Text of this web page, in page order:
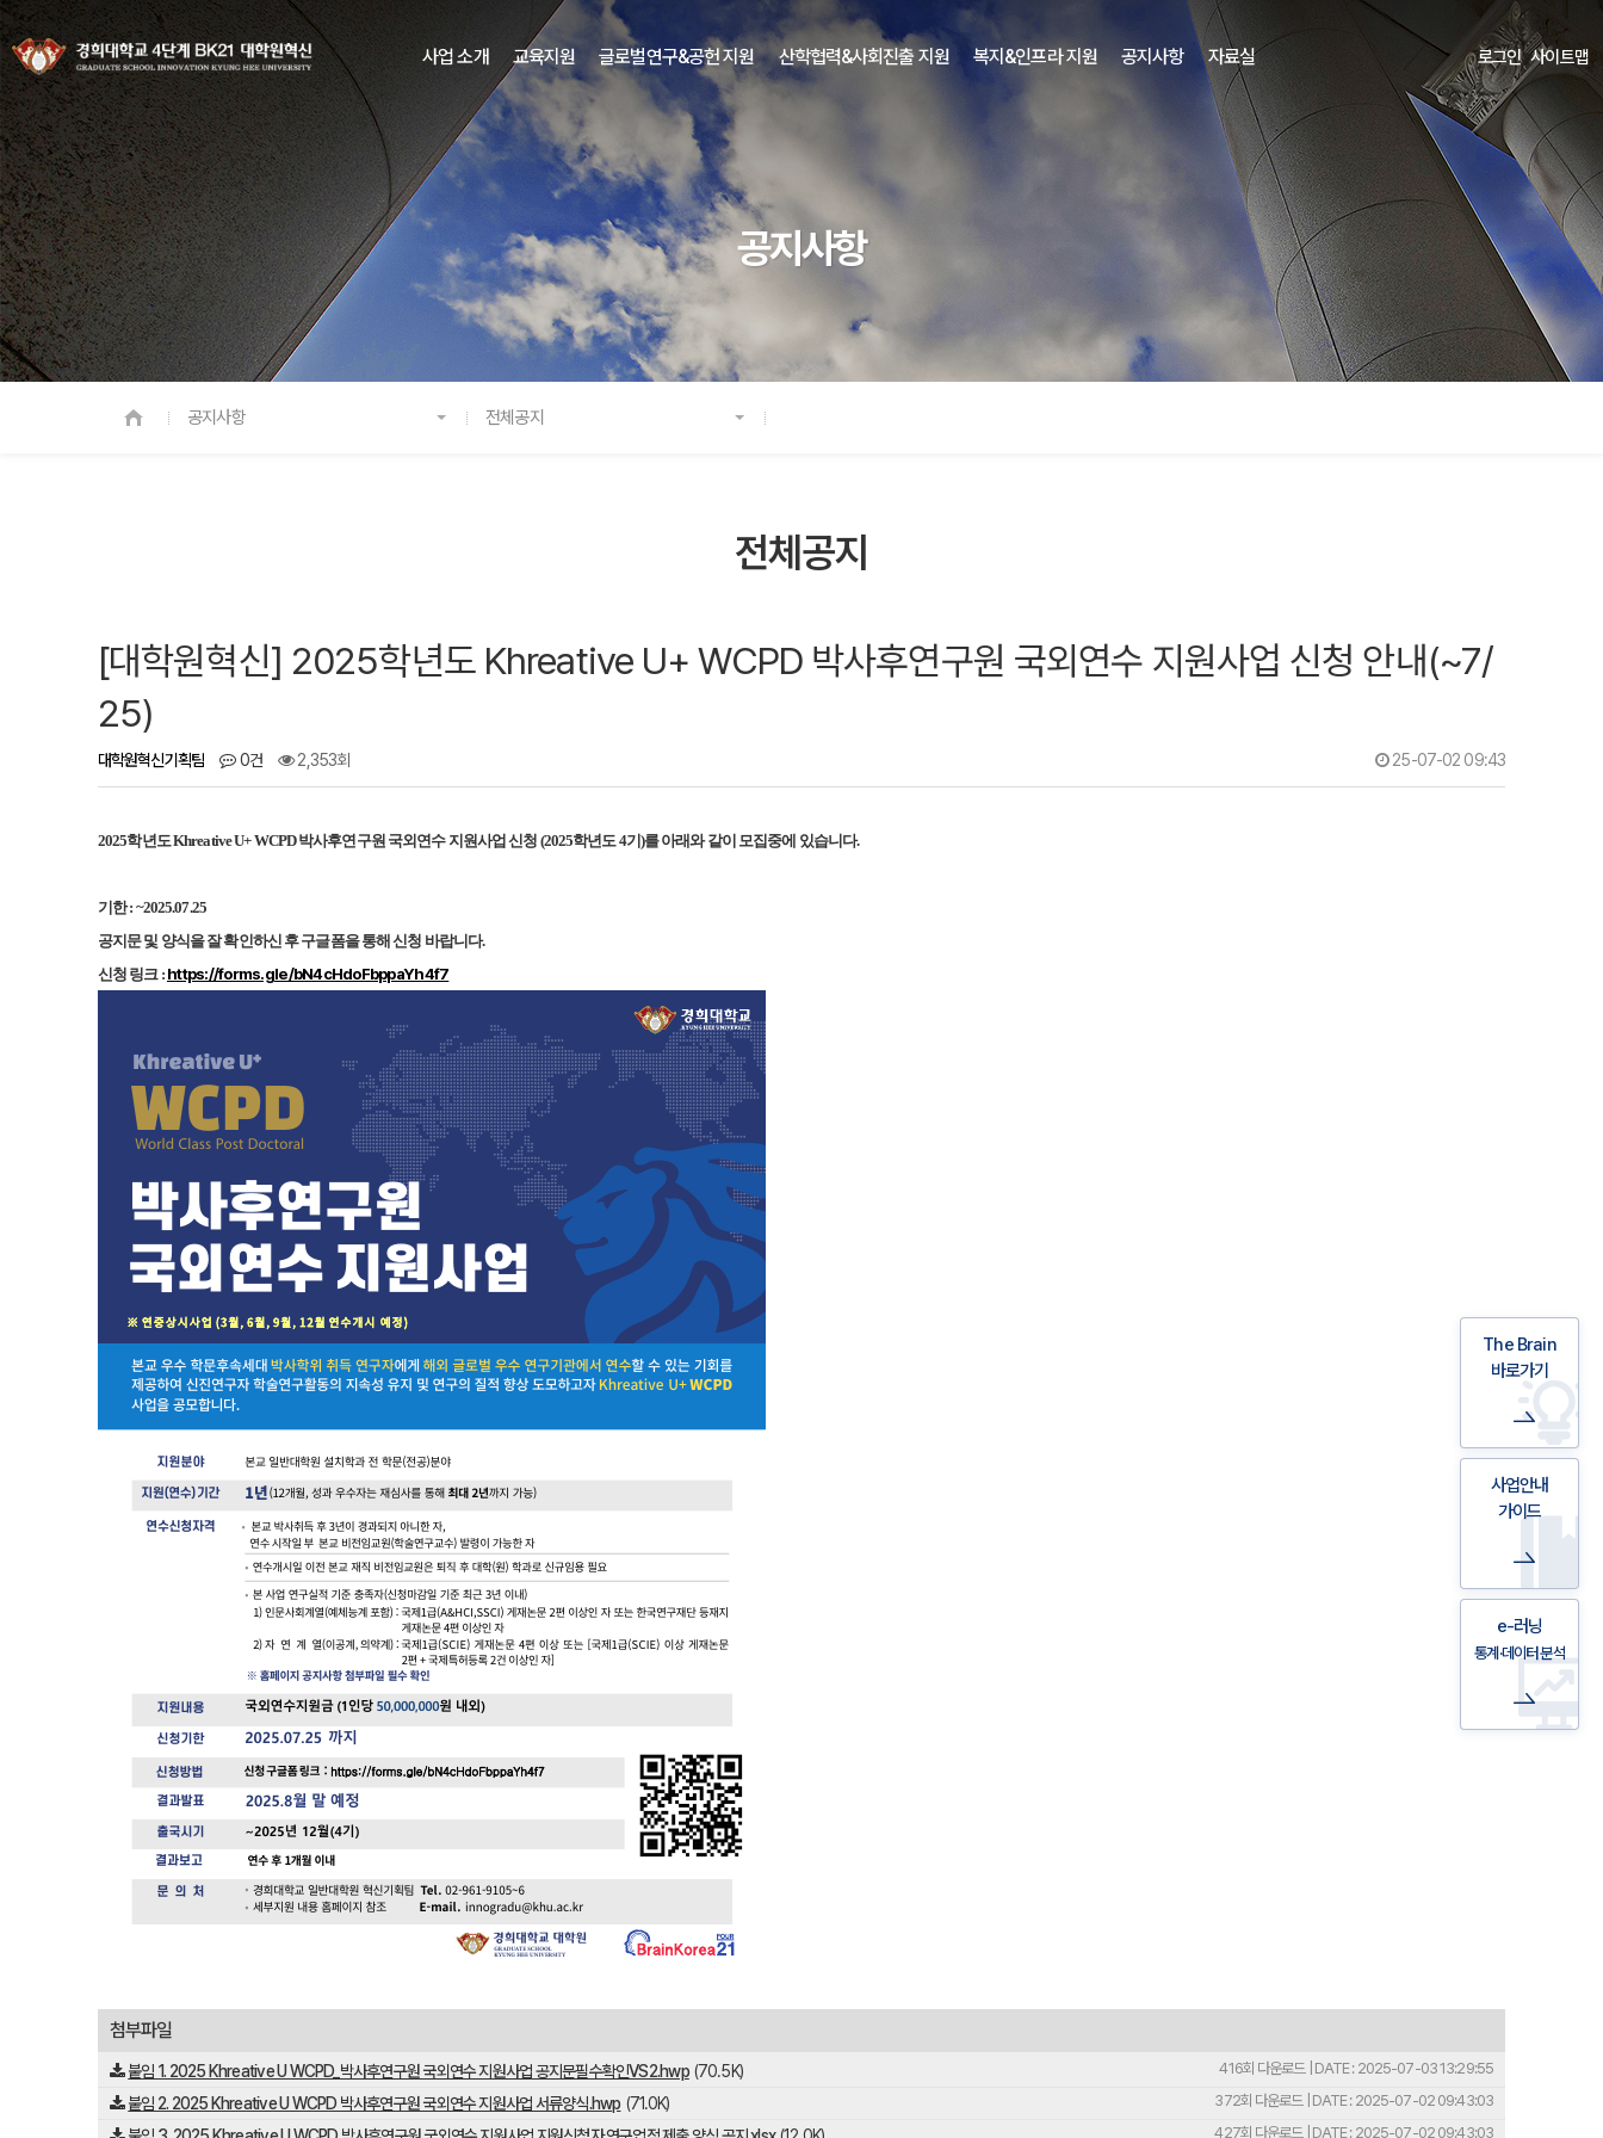
사업 소개 교육지원 글로벌연구&공헌 지원 산학협력&사회진출 지원 복지&인프라 지원 공지사항 자료실 로그인 사이트맵
공지사항
공지사항 전체공지
전체공지
[대학원혁신] 2025학년도 Khreative U+ WCPD 박사후연구원 국외연수 지원사업 신청 안내(~7/
25)
대학원혁신기획팀 0건 2,353회 25-07-02 09:43
2025학년도 Khreative U+ WCPD 박사후연구원 국외연수 지원사업 신청 (2025학년도 4기)를 아래와 같이 모집중에 있습니다.
기한 : ~2025.07.25
공지문 및 양식을 잘 확인하신 후 구글폼을 통해 신청 바랍니다.
신청 링크 : https://forms.gle/bN4cHdoFbppaYh4f7
첨부파일
붙임 1. 2025 Khreative U WCPD_박사후연구원 국외연수 지원사업 공지문필수확인VS2.hwp(70.5K) 416회 다운로드 | DATE : 2025-07-03 13:29:55
붙임 2. 2025 Khreative U WCPD 박사후연구원 국외연수 지원사업 서류양식.hwp (71.0K) 372회 다운로드 | DATE : 2025-07-02 09:43:03
427회 다운로드 | DATE : 2025-07-02 09:43:03
The Brain
바로가기
사업안내
가이드
e-러닝
통계·데이터 분석